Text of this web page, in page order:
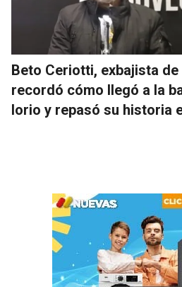
Beto Ceriotti, exbajista
recordó cómo llegó a la
Iorio y repasó su historia